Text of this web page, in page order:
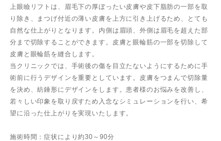
上眼瞼リフトは、眉毛下の厚ぼったい皮膚や皮下脂肪の一部を取
り除き、まつげ付近の薄い皮膚を上方に引き上げるため、とても
自然な仕上がりとなります。内側は眉頭、外側は眉毛を超えた部
分まで切除することができます。皮膚と眼輪筋の一部を切除して
皮膚と眼輪筋を縫合します。
当クリニックでは、手術後の傷を目立たないようにするために手
術前に行うデザインを重要としています。皮膚をつまんで切除量
を決め、紡錘形にデザインをします。患者様のお悩みを改善し、
若々しい印象を取り戻すため入念なシミュレーションを行い、希
望に沿った仕上がりを実現いたします。
施術時間：症状により約30～90分